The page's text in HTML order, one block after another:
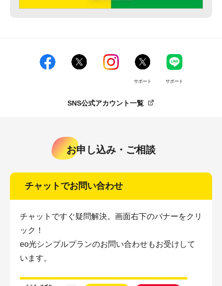
サポート サポート
SNS公式アカウント一覧
お申し込み・ご相談
チャットでお問い合わせ
チャットですぐ疑問解決。画面右下のバナーをクリ
ック！
eo光シンプルプランのお問い合わせもお受けして
います。